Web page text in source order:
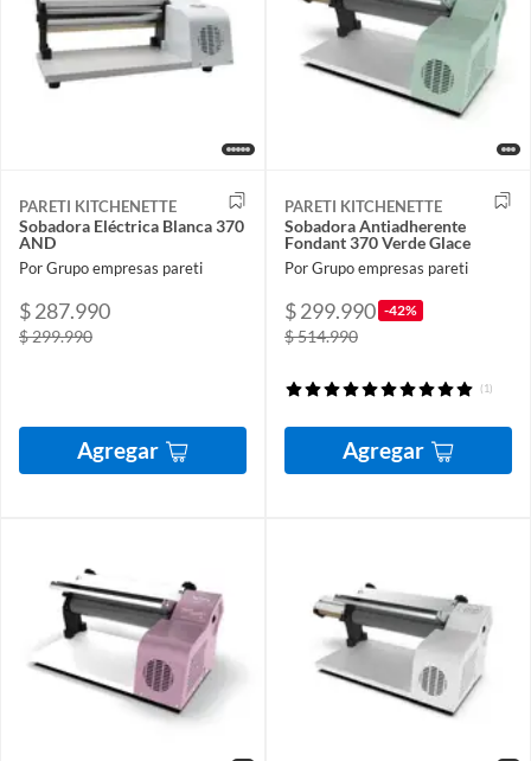
PARETI KITCHENETTE
Sobadora Eléctrica Blanca 370
AND
Por Grupo empresas pareti
$ 287.990
$ 299.990
Agregar
PARETI KITCHENETTE
Sobadora Antiadherente
Fondant 370 Verde Glace
Por Grupo empresas pareti
$ 299.990 -42%
$ 514.990
(1)
Agregar